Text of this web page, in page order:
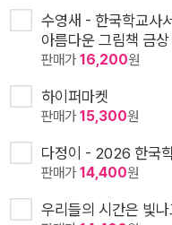
수영새 - 한국학교사
아름다운 그림책 금
판매가16,200원
하이퍼마켓
판매가15,300원
다정이 - 2026 한국
판매가14,400원
우리들의 시간은 빛나